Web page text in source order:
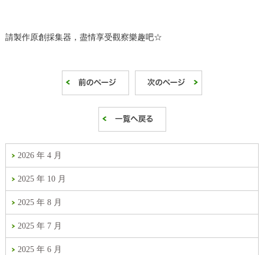
請製作原創採集器，盡情享受觀察樂趣吧☆
2026 年 4 月
2025 年 10 月
2025 年 8 月
2025 年 7 月
2025 年 6 月